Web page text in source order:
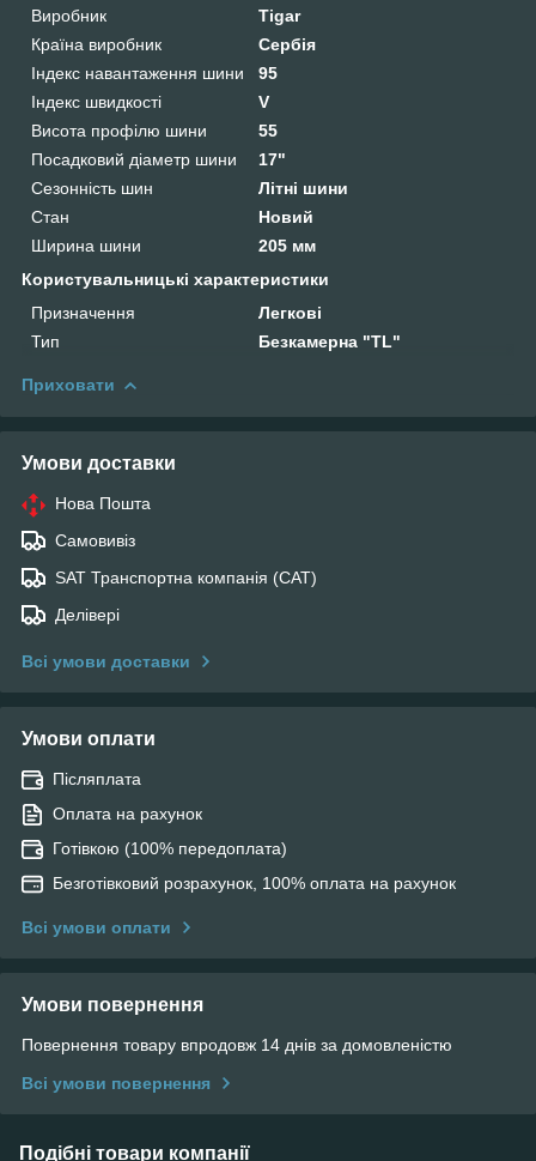
Виробник
Tigar
Країна виробник
Сербія
Індекс навантаження шини
95
Індекс швидкості
V
Висота профілю шини
55
Посадковий діаметр шини
17"
Сезонність шин
Літні шини
Стан
Новий
Ширина шини
205 мм
Користувальницькі характеристики
Призначення
Легкові
Тип
Безкамерна "TL"
Приховати
Умови доставки
Нова Пошта
Самовивіз
SAT Транспортна компанія (САТ)
Делівері
Всі умови доставки
Умови оплати
Післяплата
Оплата на рахунок
Готівкою (100% передоплата)
Безготівковий розрахунок, 100% оплата на рахунок
Всі умови оплати
Умови повернення
Повернення товару впродовж 14 днів за домовленістю
Всі умови повернення
Подібні товари компанії